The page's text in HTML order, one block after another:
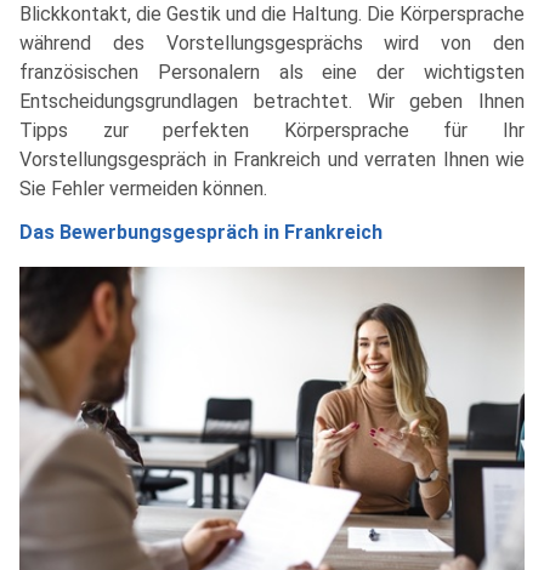
Blickkontakt, die Gestik und die Haltung. Die Körpersprache
während des Vorstellungsgesprächs wird von den
französischen Personalern als eine der wichtigsten
Entscheidungsgrundlagen betrachtet. Wir geben Ihnen
Tipps zur perfekten Körpersprache für Ihr
Vorstellungsgespräch in Frankreich und verraten Ihnen wie
Sie Fehler vermeiden können.
Das Bewerbungsgespräch in Frankreich